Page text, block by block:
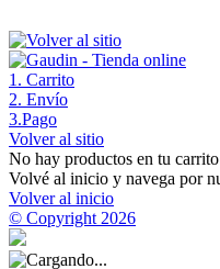
1 . Carrito
2. Envío
3.Pago
Volver al sitio
No hay productos en tu carrito
Volvé al inicio y navega por
Volver al inicio
© Copyright 2026